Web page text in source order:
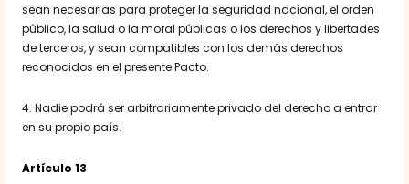
sean necesarias para proteger la seguridad nacional, el orden
público, la salud o la moral públicas o los derechos y libertades
de terceros, y sean compatibles con los demás derechos
reconocidos en el presente Pacto.
4. Nadie podrá ser arbitrariamente privado del derecho a entrar
en su propio país.
Artículo 13